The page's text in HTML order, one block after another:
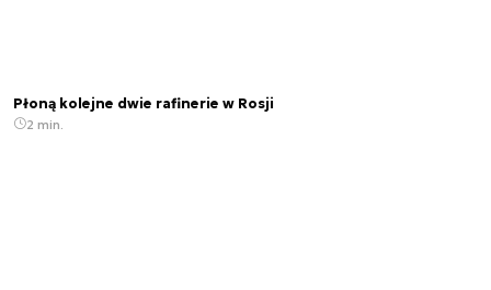
Płoną kolejne dwie rafinerie w Rosji
2 min.